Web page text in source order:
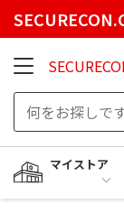
マイストア